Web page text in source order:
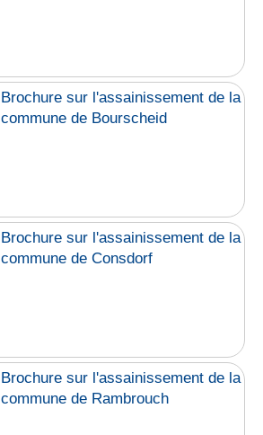
Brochure sur l'assainissement de la
commune de Bourscheid
Brochure sur l'assainissement de la
commune de Consdorf
Brochure sur l'assainissement de la
commune de Rambrouch